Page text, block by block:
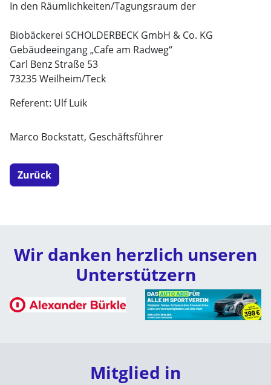
In den Räumlichkeiten/Tagungsraum der
Biobäckerei SCHOLDERBECK GmbH & Co. KG
Gebäudeeingang „Cafe am Radweg“
Carl Benz Straße 53
73235 Weilheim/Teck
Referent: Ulf Luik
Marco Bockstatt, Geschäftsführer
Zurück
Wir danken herzlich unseren
Unterstützern
Mitglied in